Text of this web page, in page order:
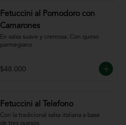
Fetuccini al Pomodoro con
Camarones
En salsa suave y cremosa. Con queso
parmegiano
$48.000
Fetuccini al Telefono
Con la tradicional salsa italiana a base
de tres quesos